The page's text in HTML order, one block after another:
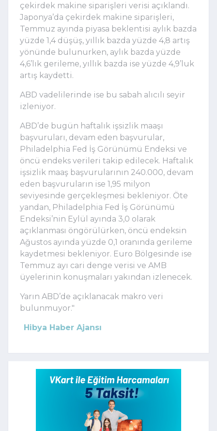
çekirdek makine siparişleri verisi açıklandı.
Japonya’da çekirdek makine siparişleri,
Temmuz ayında piyasa beklentisi aylık bazda
yüzde 1,4 düşüş, yıllık bazda yüzde 4,8 artış
yönünde bulunurken, aylık bazda yüzde
4,6’lık gerileme, yıllık bazda ise yüzde 4,9’luk
artış kaydetti.
ABD vadelilerinde ise bu sabah alıcılı seyir
izleniyor.
ABD’de bugün haftalık işsizlik maaşı
başvuruları, devam eden başvurular,
Philadelphia Fed İş Görünümü Endeksi ve
öncü endeks verileri takip edilecek. Haftalık
işsizlik maaş başvurularının 240.000, devam
eden başvuruların ise 1,95 milyon
seviyesinde gerçekleşmesi bekleniyor. Öte
yandan, Philadelphia Fed İş Görünümü
Endeksi’nin Eylül ayında 3,0 olarak
açıklanması öngörülürken, öncü endeksin
Ağustos ayında yüzde 0,1 oranında gerileme
kaydetmesi bekleniyor. Euro Bölgesinde ise
Temmuz ayı cari denge verisi ve AMB
üyelerinin konuşmaları yakından izlenecek.
Yarın ABD’de açıklanacak makro veri
bulunmuyor."
Hibya Haber Ajansı